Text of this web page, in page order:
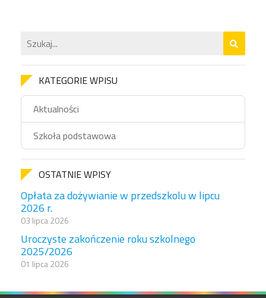
KATEGORIE WPISU
Aktualności
Szkoła podstawowa
OSTATNIE WPISY
Opłata za dożywianie w przedszkolu w lipcu
2026 r.
03 lipca 2026
Uroczyste zakończenie roku szkolnego
2025/2026
01 lipca 2026